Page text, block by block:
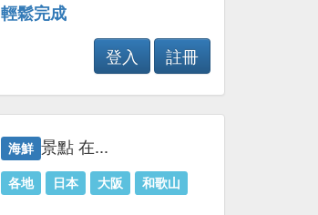
輕鬆完成
登入
註冊
海鮮 景點 在...
各地 日本 大阪 和歌山